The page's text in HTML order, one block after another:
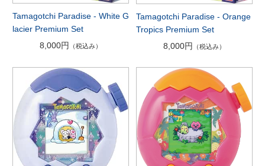
Tamagotchi Paradise - White G
lacier Premium Set
8,000円
（税込み）
Tamagotchi Paradise - Orange
Tropics Premium Set
8,000円
（税込み）